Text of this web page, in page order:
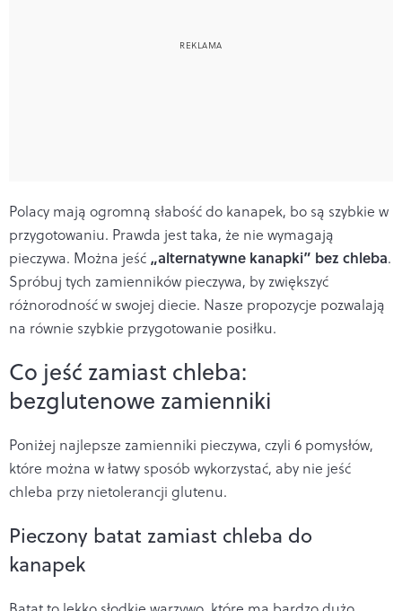
Polacy mają ogromną słabość do kanapek, bo są szybkie w
przygotowaniu. Prawda jest taka, że nie wymagają
pieczywa. Można jeść „alternatywne kanapki” bez chleba.
Spróbuj tych zamienników pieczywa, by zwiększyć
różnorodność w swojej diecie. Nasze propozycje pozwalają
na równie szybkie przygotowanie posiłku.
Co jeść zamiast chleba:
bezglutenowe zamienniki
Poniżej najlepsze zamienniki pieczywa, czyli 6 pomysłów,
które można w łatwy sposób wykorzystać, aby nie jeść
chleba przy nietolerancji glutenu.
Pieczony batat zamiast chleba do
kanapek